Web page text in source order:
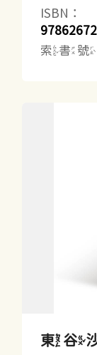
ISBN：
索書號
東谷